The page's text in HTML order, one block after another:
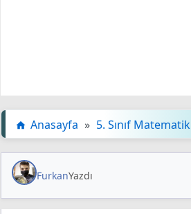
Anasayfa » 5. Sınıf Matematik
FurkanYazdı